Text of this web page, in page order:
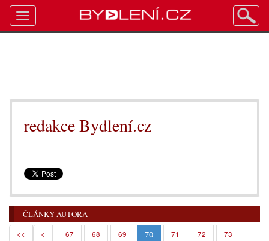
redakce Bydlení.cz
ČLÁNKY AUTORA
<< < 67 68 69 70 71 72
73
Toggle
navigation